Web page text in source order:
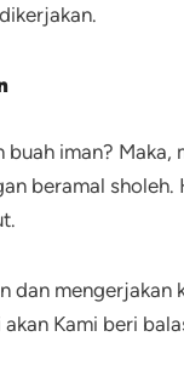
iman?
beramal
dan mengerjakan
Kami beri